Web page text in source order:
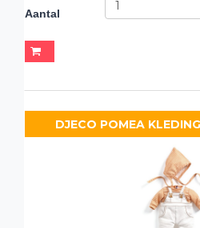
Aantal
DJECO POMEA